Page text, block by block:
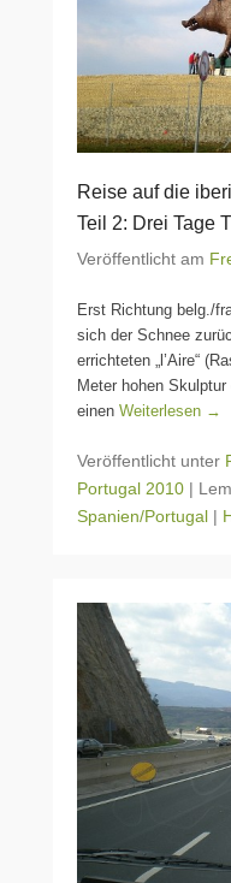
Reise auf die
Teil 2: Drei Tage
Veröffentlicht am
Erst Richtung belg./
sich der Schnee
errichteten „l’Aire“
Meter hohen
einen Weiterlesen →
Veröffentlicht unter
Portugal 2010 |
Spanien/Portugal |